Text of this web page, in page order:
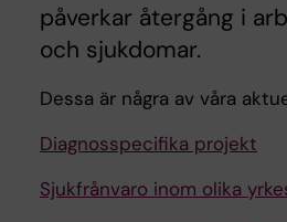
påverkar återgång i
och sjukdomar.
Dessa är några av våra
Diagnosspecifika projekt
Sjukfrånvaro inom olika